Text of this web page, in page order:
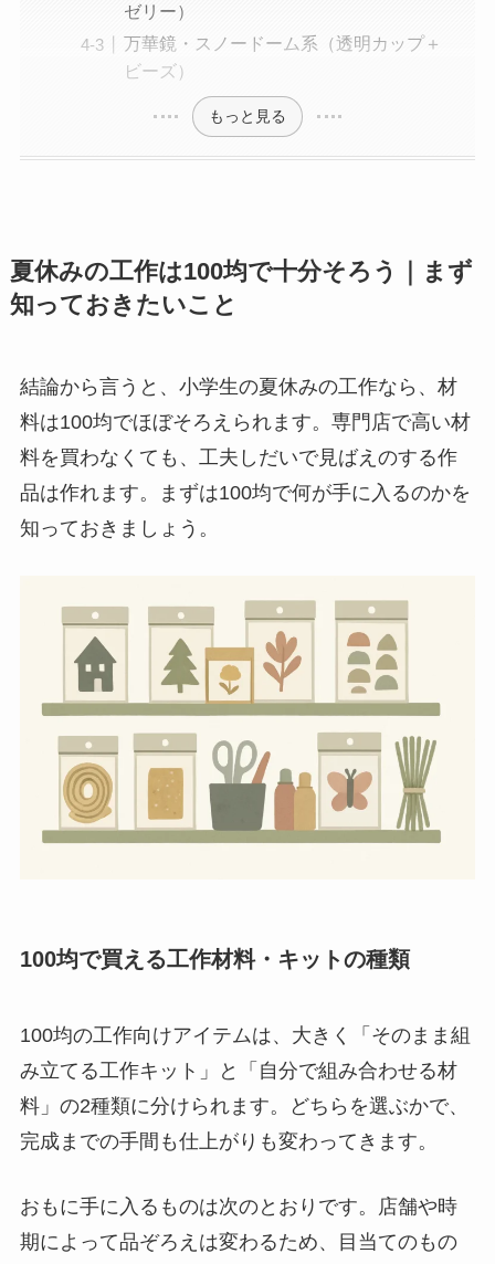
ゼリー）
万華鏡・スノードーム系（透明カップ＋
ビーズ）
もっと見る
夏休みの工作は100均で十分そろう｜まず
知っておきたいこと
結論から言うと、小学生の夏休みの工作なら、材
料は100均でほぼそろえられます。専門店で高い材
料を買わなくても、工夫しだいで見ばえのする作
品は作れます。まずは100均で何が手に入るのかを
知っておきましょう。
100均で買える工作材料・キットの種類
100均の工作向けアイテムは、大きく「そのまま組
み立てる工作キット」と「自分で組み合わせる材
料」の2種類に分けられます。どちらを選ぶかで、
完成までの手間も仕上がりも変わってきます。
おもに手に入るものは次のとおりです。店舗や時
期によって品ぞろえは変わるため、目当てのもの